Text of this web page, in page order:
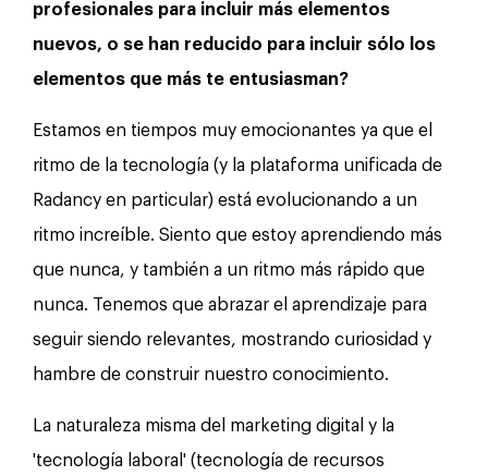
profesionales para incluir más elementos
nuevos, o se han reducido para incluir sólo los
elementos que más te entusiasman?
Estamos en tiempos muy emocionantes ya que el
ritmo de la tecnología (y la plataforma unificada de
Radancy en particular) está evolucionando a un
ritmo increíble. Siento que estoy aprendiendo más
que nunca, y también a un ritmo más rápido que
nunca. Tenemos que abrazar el aprendizaje para
seguir siendo relevantes, mostrando curiosidad y
hambre de construir nuestro conocimiento.
La naturaleza misma del marketing digital y la
'tecnología laboral' (tecnología de recursos